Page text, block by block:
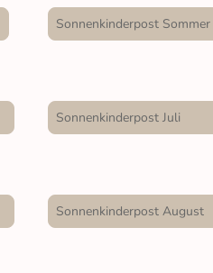
Sonnenkinderpost Sommer
Sonnenkinderpost Juli
Sonnenkinderpost August